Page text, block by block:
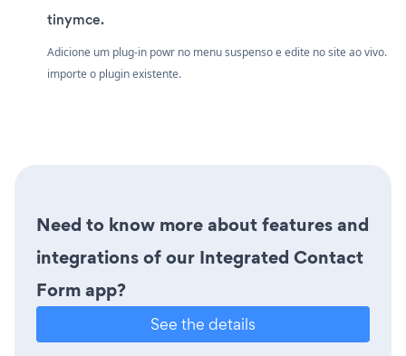
tinymce.
Adicione um plug-in powr no menu suspenso e edite no site ao vivo.
importe o plugin existente.
Need to know more about features and
integrations of our Integrated Contact
Form app?
See the details